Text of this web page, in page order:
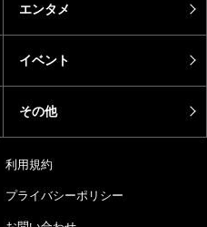
エンタメ
イベント
その他
利用規約
プライバシーポリシー